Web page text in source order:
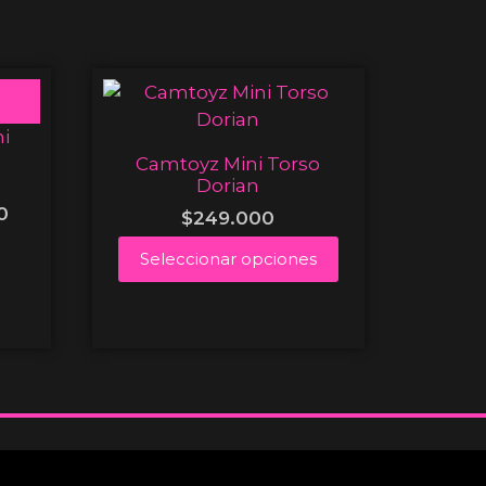
Camtoyz Mini Torso
Dorian
$249.000
Seleccionar opciones